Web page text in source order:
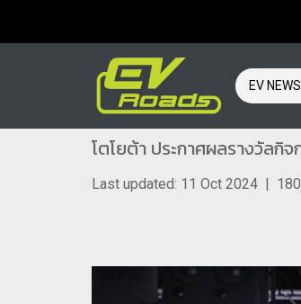
EV NEWS
โตโยต้า ประกาศผลรางวัลกิ
Last updated: 11 Oct 2024 |